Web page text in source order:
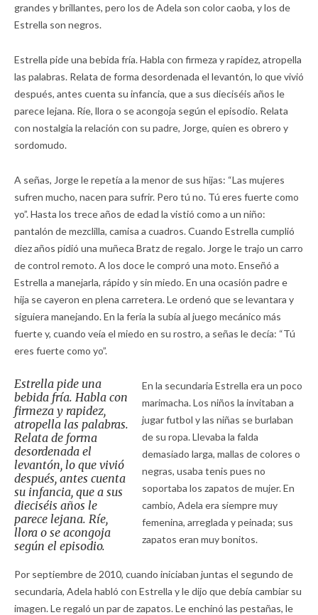
grandes y brillantes, pero los de Adela son color caoba, y los de
Estrella son negros.
Estrella pide una bebida fría. Habla con firmeza y rapidez, atropella
las palabras. Relata de forma desordenada el levantón, lo que vivió
después, antes cuenta su infancia, que a sus dieciséis años le
parece lejana. Ríe, llora o se acongoja según el episodio. Relata
con nostalgia la relación con su padre, Jorge, quien es obrero y
sordomudo.
A señas, Jorge le repetía a la menor de sus hijas: “Las mujeres
sufren mucho, nacen para sufrir. Pero tú no. Tú eres fuerte como
yo”. Hasta los trece años de edad la vistió como a un niño:
pantalón de mezclilla, camisa a cuadros. Cuando Estrella cumplió
diez años pidió una muñeca Bratz de regalo. Jorge le trajo un carro
de control remoto. A los doce le compró una moto. Enseñó a
Estrella a manejarla, rápido y sin miedo. En una ocasión padre e
hija se cayeron en plena carretera. Le ordenó que se levantara y
siguiera manejando. En la feria la subía al juego mecánico más
fuerte y, cuando veía el miedo en su rostro, a señas le decía: “Tú
eres fuerte como yo”.
Estrella pide una
bebida fría. Habla con
firmeza y rapidez,
atropella las palabras.
Relata de forma
desordenada el
levantón, lo que vivió
después, antes cuenta
su infancia, que a sus
dieciséis años le
parece lejana. Ríe,
llora o se acongoja
según el episodio.
En la secundaria Estrella era un poco
marimacha. Los niños la invitaban a
jugar futbol y las niñas se burlaban
de su ropa. Llevaba la falda
demasiado larga, mallas de colores o
negras, usaba tenis pues no
soportaba los zapatos de mujer. En
cambio, Adela era siempre muy
femenina, arreglada y peinada; sus
zapatos eran muy bonitos.
Por septiembre de 2010, cuando iniciaban juntas el segundo de
secundaria, Adela habló con Estrella y le dijo que debía cambiar su
imagen. Le regaló un par de zapatos. Le enchinó las pestañas, le